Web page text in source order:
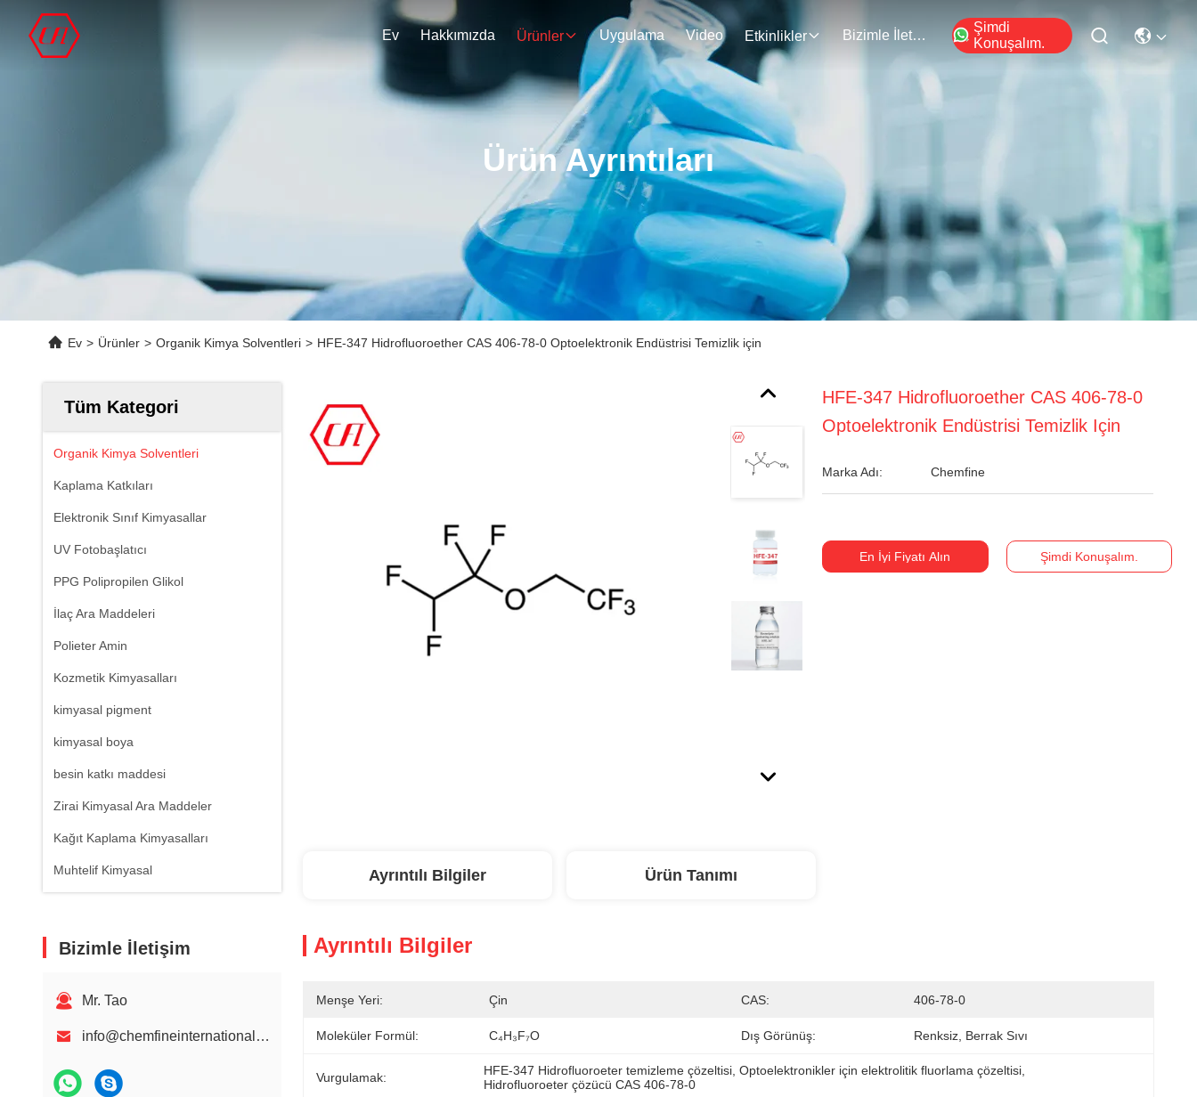
Ev Hakkımızda Ürünler Uygulama Video Etkinlikler Bizimle İletişim
Şimdi
Konuşalım.
Ürün Ayrıntıları
Ev > Ürünler > Organik Kimya Solventleri > HFE-347 Hidrofluoroether CAS 406-78-0 Optoelektronik Endüstrisi Temizlik için
Tüm Kategori
Organik Kimya Solventleri
Kaplama Katkıları
Elektronik Sınıf Kimyasallar
UV Fotobaşlatıcı
PPG Polipropilen Glikol
İlaç Ara Maddeleri
Polieter Amin
Kozmetik Kimyasalları
kimyasal pigment
kimyasal boya
besin katkı maddesi
Zirai Kimyasal Ara Maddeler
Kağıt Kaplama Kimyasalları
Muhtelif Kimyasal
Bizimle İletişim
Mr. Tao
info@chemfineinternational.com
HFE-347 Hidrofluoroether CAS 406-78-0
Optoelektronik Endüstrisi Temizlik Için
Marka Adı: Chemfine
En İyi Fiyatı Alın Şimdi Konuşalım.
Ayrıntılı Bilgiler Ürün Tanımı
Ayrıntılı Bilgiler
Menşe Yeri: Çin CAS: 406-78-0
Moleküler Formül: C₄H₃F₇O Dış Görünüş: Renksiz, Berrak Sıvı
Vurgulamak: HFE-347 Hidrofluoroeter temizleme çözeltisi , Optoelektronikler için elektrolitik fluorlama çözeltisi
Hidrofluoroeter çözücü CAS 406-78-0